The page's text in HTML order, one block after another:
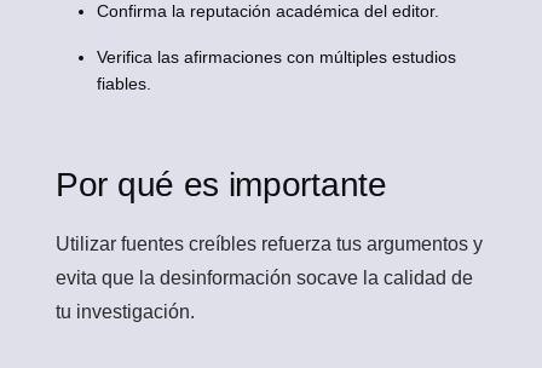
Confirma la reputación académica del editor.
Verifica las afirmaciones con múltiples estudios
fiables.
Por qué es importante
Utilizar fuentes creíbles refuerza tus argumentos y
evita que la desinformación socave la calidad de
tu investigación.